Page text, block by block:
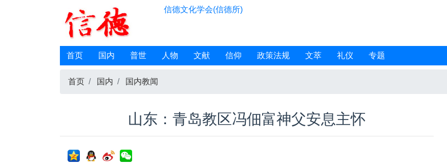
信德文化学会(信德所)
首页 国内 普世 人物 文献 信仰 政策法规 文萃 礼仪 专题
首页 国内 国内教闻
山东：青岛教区冯佃富神父安息主怀